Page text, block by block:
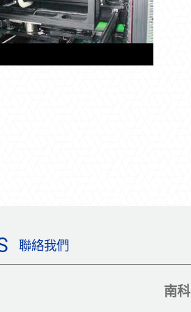
聯絡我們
南科